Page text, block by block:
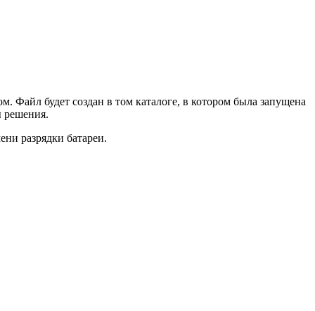
Файл будет создан в том каталоге, в котором была запущена
решения.
разрядки батареи.